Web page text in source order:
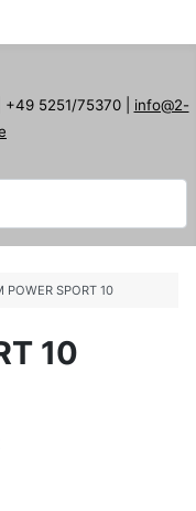
| +49 5251/75370 | info@2-
POWER SPORT 10
10